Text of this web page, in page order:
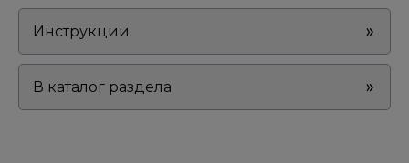
(978)
79-
25
+7
Инструкции
В каталог раздела